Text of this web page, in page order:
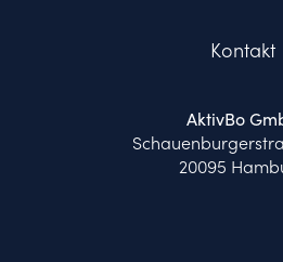
Kontakt
AktivBo
20095